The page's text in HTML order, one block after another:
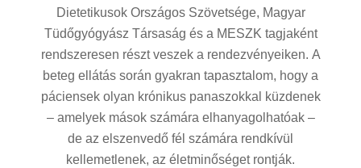
Dietetikusok Országos Szövetsége, Magyar
Tüdőgyógyász Társaság és a MESZK tagjaként
rendszeresen részt veszek a rendezvényeiken. A
beteg ellátás során gyakran tapasztalom, hogy a
páciensek olyan krónikus panaszokkal küzdenek
– amelyek mások számára elhanyagolhatóak –
de az elszenvedő fél számára rendkívül
kellemetlenek, az életminőséget rontják.